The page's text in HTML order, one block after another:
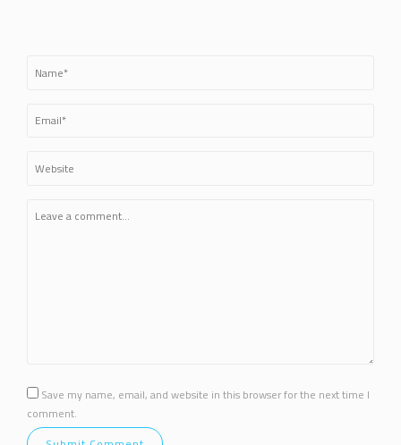
Save my name, email, and website in this browser for the next time I
comment.